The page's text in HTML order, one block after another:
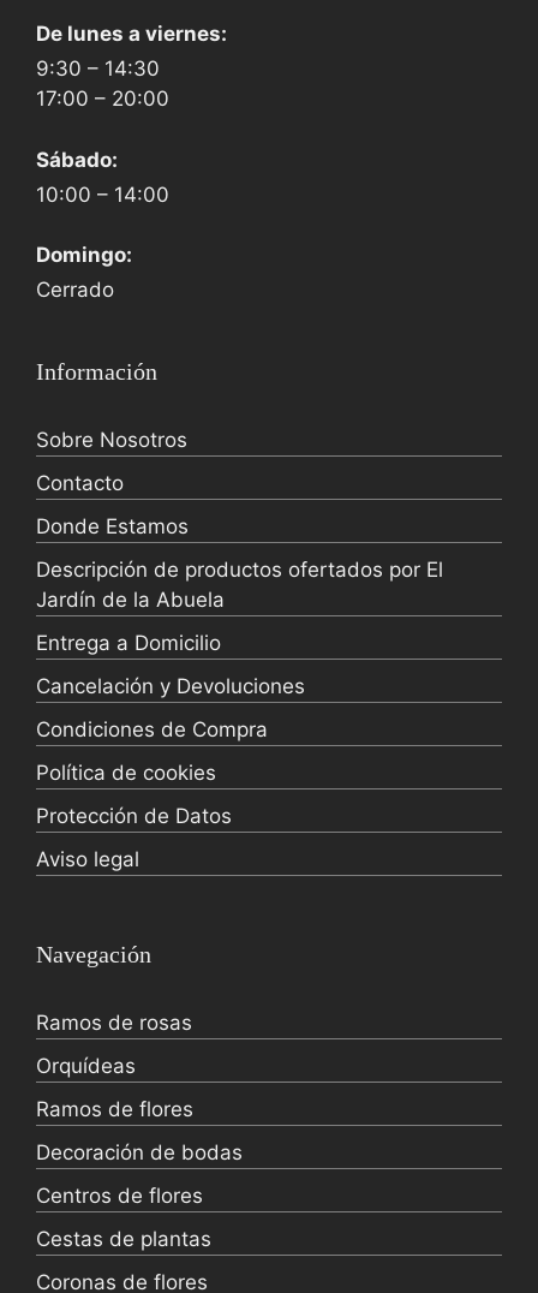
De lunes a viernes:
9:30 – 14:30
17:00 – 20:00
Sábado:
10:00 – 14:00
Domingo:
Cerrado
Información
Sobre Nosotros
Contacto
Donde Estamos
Descripción de productos ofertados por El
Jardín de la Abuela
Entrega a Domicilio
Cancelación y Devoluciones
Condiciones de Compra
Política de cookies
Protección de Datos
Aviso legal
Navegación
Ramos de rosas
Orquídeas
Ramos de flores
Decoración de bodas
Centros de flores
Cestas de plantas
Coronas de flores